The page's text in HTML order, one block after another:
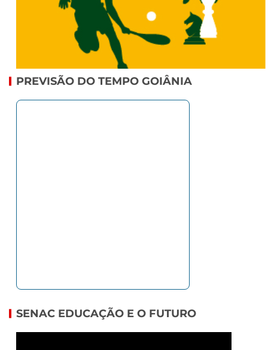
PREVISÃO DO TEMPO GOIÂNIA
SENAC EDUCAÇÃO E O FUTURO